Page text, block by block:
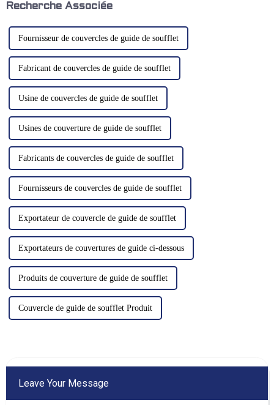
mécanique. Il peut être installé
traitement mécanique…
Recherche Associée
Fournisseur de couvercles de guide de soufflet
Fabricant de couvercles de guide de soufflet
Usine de couvercles de guide de soufflet
Usines de couverture de guide de soufflet
Fabricants de couvercles de guide de soufflet
Fournisseurs de couvercles de guide de soufflet
Exportateur de couvercle de guide de soufflet
Exportateurs de couvertures de guide ci-dessous
Produits de couverture de guide de soufflet
Couvercle de guide de soufflet Produit
Leave Your Message